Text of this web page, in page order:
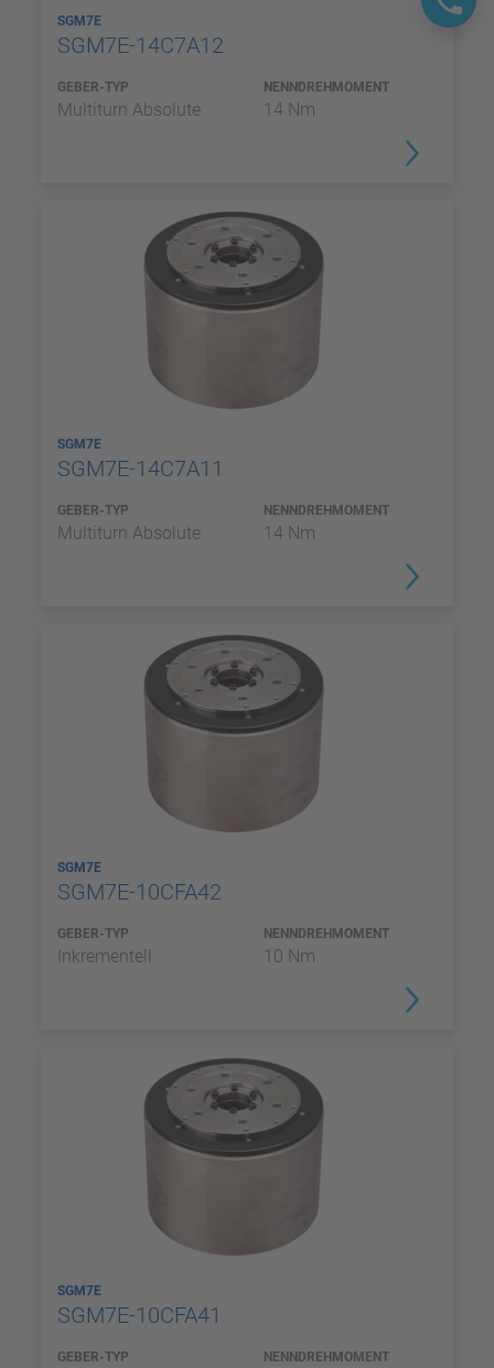
SGM7E
SGM7E-14C7A12
GEBER-TYP
Multiturn Absolute
NENNDREHMOMENT
14 Nm
SGM7E
SGM7E-14C7A11
GEBER-TYP
Multiturn Absolute
NENNDREHMOMENT
14 Nm
SGM7E
SGM7E-10CFA42
GEBER-TYP
Inkrementell
NENNDREHMOMENT
10 Nm
SGM7E
SGM7E-10CFA41
GEBER-TYP NENNDREHMOMENT